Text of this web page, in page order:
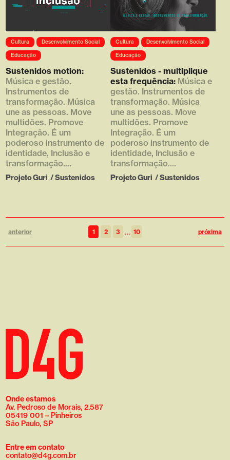
Cultura
Desenvolvimento Social
Educação
Sustenidos motion:
Música e gestão.
Instrumentos de
transformação. Música
une as pessoas. Move
multidões. Promove
Integração. É um
poderoso instrumento de
identidade, Inclusão e
transformação....
Projeto Guri /Sustenidos
Array ( [0] =>
https://d4g.com.br/wp-
content/uploads/2020/01/susteni
dos_thumb_02.png [1] => 610
[2] => 790 [3] => )
Cultura
Desenvolvimento Social
Educação
Sustenidos - multiplique
esta frequência: Música e
gestão. Instrumentos de
transformação. Música
une as pessoas. Move
multidões. Promove
Integração. É um
poderoso instrumento de
identidade, Inclusão e
transformação....
Projeto Guri /Sustenidos
anterior 1 2 3 ... 10 próxima
Onde estamos
Av. Pedroso de Morais, 2.587
05419 001 – Pinheiros
São Paulo, SP
Entre em contato
contato@d4g.com.br